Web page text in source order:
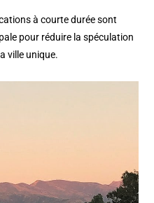
à courte durée sont
pour réduire la spéculation
ville unique.